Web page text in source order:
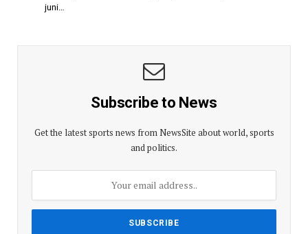
juni…
Subscribe to News
Get the latest sports news from NewsSite about world, sports
and politics.